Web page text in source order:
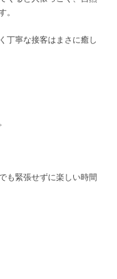
。
丁寧な接客はまさに癒し
も緊張せずに楽しい時間